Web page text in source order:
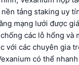
tảng staking uy
mạng lưới được
các lỗ hổng và
với các chuyên gia
có thể